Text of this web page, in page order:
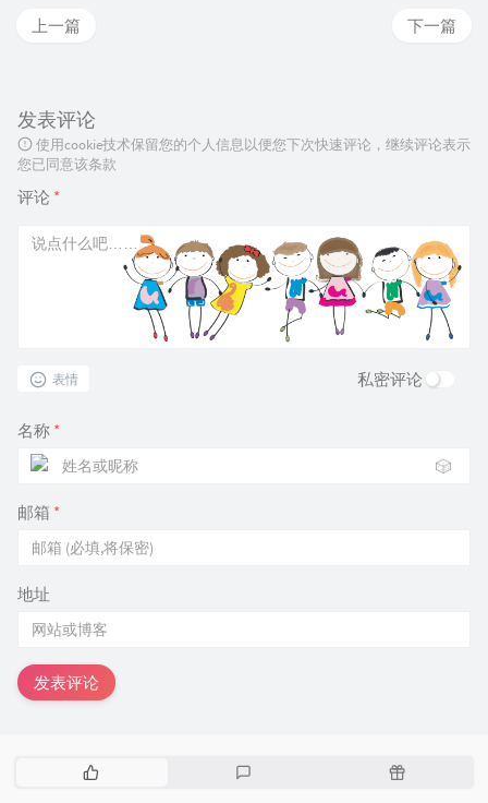
下一篇
上一篇
发表评论
使用cookie技术保留您的个人信息以便您下次快速评论，继续评论表示
您已同意该条款
评论 *
表情 私密评论
名称 *
🎲
邮箱 *
地址
发表评论
热
随